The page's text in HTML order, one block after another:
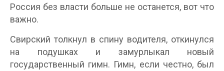
Россия без власти больше не останется, вот что
важно.
Свирский толкнул в спину водителя, откинулся
на подушках и замурлыкал новый
государственный гимн. Гимн, если честно, был